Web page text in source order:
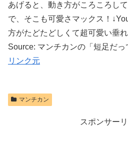
あげると、動き方がころころし
で、そこも可愛さマックス！
方がたどたどしくて超可愛い垂
Source: マンチカンの「短足だ
リンク元
マンチカン
スポンサー